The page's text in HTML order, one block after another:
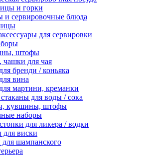
и горки
и сервировочные блюда
для сервировки
штофы
для чая
бренди / коньяка
вина
мартини, креманки
для воды / сока
кувшины, штофы
наборы
для ликера / водки
для виски
шампанского